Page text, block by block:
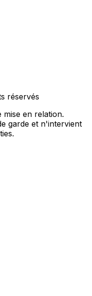
réservés
mise en relation.
garde et n'intervient